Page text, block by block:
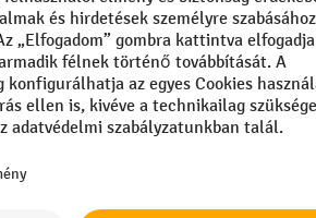
Szabad magasság
Szegmens
Teherbírás